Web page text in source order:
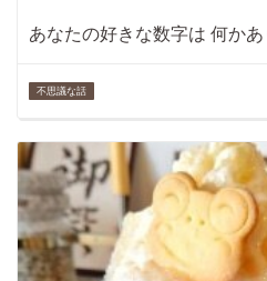
あなたの好きな数字は 何か
不思議な話